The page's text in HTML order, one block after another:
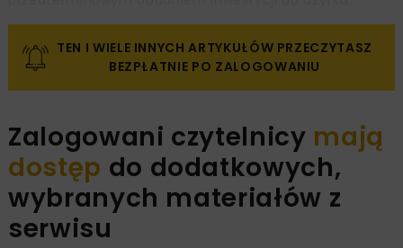
TEN I WIELE INNYCH ARTYKUŁÓW PRZECZYTASZ
BEZPŁATNIE PO ZALOGOWANIU
Zalogowani czytelnicy mają
dostęp do dodatkowych,
wybranych materiałów z
serwisu